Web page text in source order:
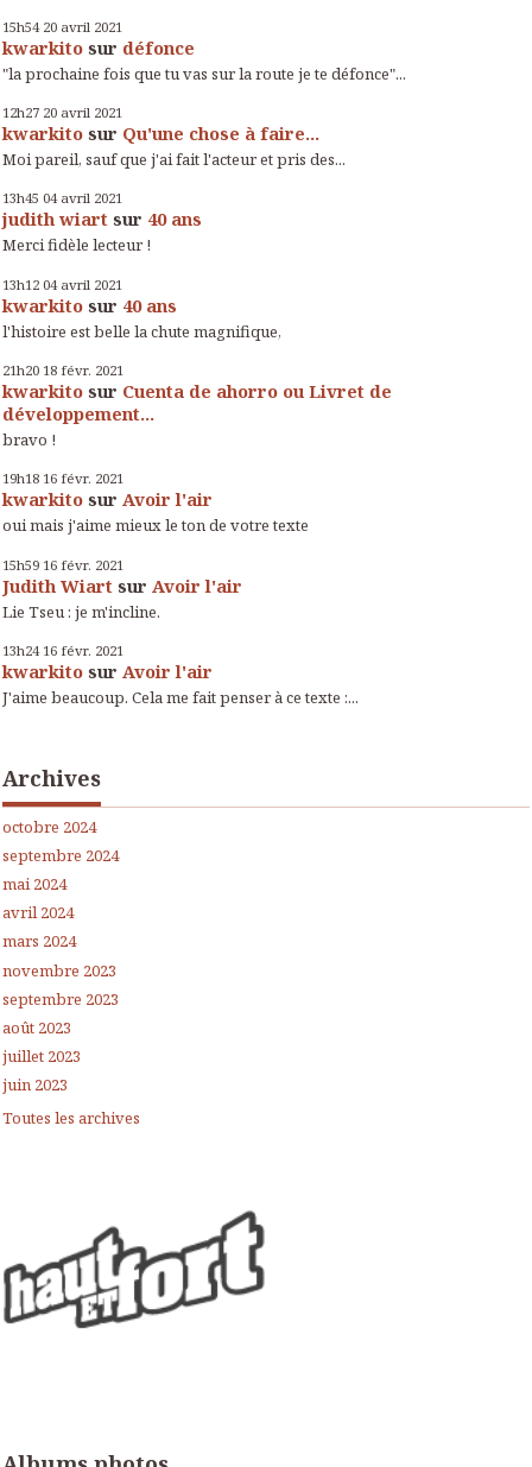
15h54 20 avril 2021
kwarkito sur défonce
"la prochaine fois que tu vas sur la route je te défonce"...
12h27 20 avril 2021
kwarkito sur Qu'une chose à faire...
Moi pareil, sauf que j'ai fait l'acteur et pris des...
13h45 04 avril 2021
judith wiart sur 40 ans
Merci fidèle lecteur !
13h12 04 avril 2021
kwarkito sur 40 ans
l'histoire est belle la chute magnifique,
21h20 18 févr. 2021
kwarkito sur Cuenta de ahorro ou Livret de
développement...
bravo !
19h18 16 févr. 2021
kwarkito sur Avoir l'air
oui mais j'aime mieux le ton de votre texte
15h59 16 févr. 2021
Judith Wiart sur Avoir l'air
Lie Tseu : je m'incline.
13h24 16 févr. 2021
kwarkito sur Avoir l'air
J'aime beaucoup. Cela me fait penser à ce texte :...
Archives
octobre 2024
septembre 2024
mai 2024
avril 2024
mars 2024
novembre 2023
septembre 2023
août 2023
juillet 2023
juin 2023
Toutes les archives